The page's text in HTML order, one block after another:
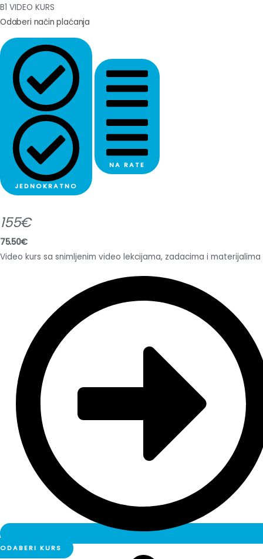
B1 VIDEO KURS
Odaberi način plaćanja
JEDNOKRATNO
NA RATE
155€
75.50€
Video kurs sa snimljenim video lekcijama, zadacima i materijalima
ODABERI KURS